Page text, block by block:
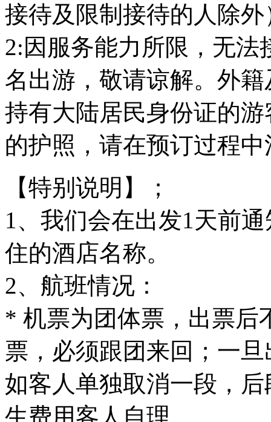
接待及限制接待的人除
2:因服务能力所限，无法
名出游，敬请谅解。外
持有大陆居民身份证的
的护照，请在预订过程中
【特别说明】；
1、我们会在出发1天前
住的酒店名称。
2、航班情况：
* 机票为团体票，出票后
票，必须跟团来回；一
如客人单独取消一段，
生费用客人自理。